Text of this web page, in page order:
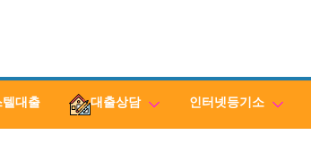
대출 대출상담 인터넷등기소